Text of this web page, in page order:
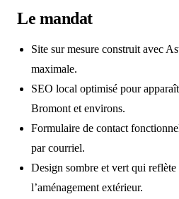
Le mandat
Site sur mesure construit avec
maximale.
SEO local optimisé pour
Bromont et environs.
Formulaire de contact
par courriel.
Design sombre et vert qui reflète
l’aménagement extérieur.